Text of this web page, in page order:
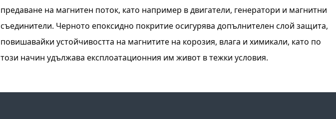
предаване на магнитен поток, като например в двигатели, генератори и магнитни
съединители. Черното епоксидно покритие осигурява допълнителен слой защита,
повишавайки устойчивостта на магнитите на корозия, влага и химикали, като по
този начин удължава експлоатационния им живот в тежки условия.